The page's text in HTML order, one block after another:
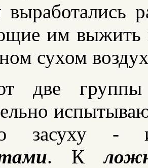
выработались
им выжить
сухом
две
засуху
. К